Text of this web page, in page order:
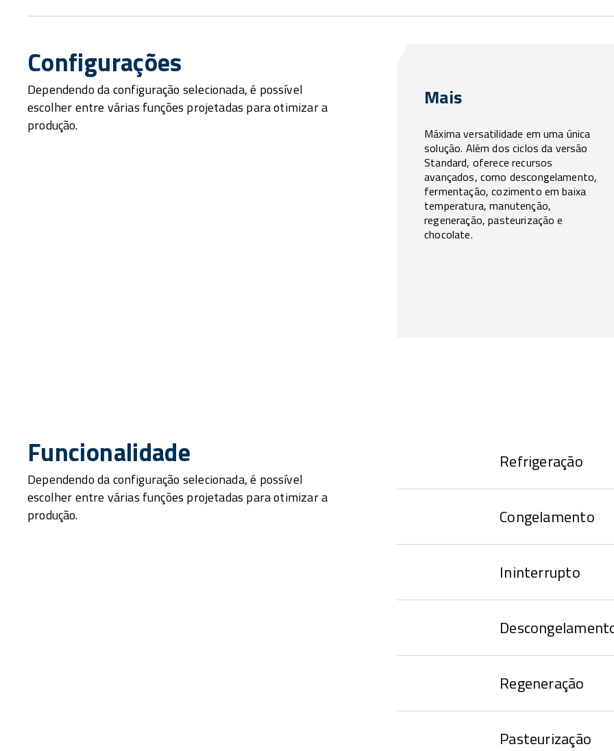
Configurações
Dependendo da configuração selecionada, é possível
escolher entre várias funções projetadas para otimizar a
produção.
Mais
Máxima versatilidade em uma única
solução. Além dos ciclos da versão
Standard, oferece recursos
avançados, como descongelamento,
fermentação, cozimento em baixa
temperatura, manutenção,
regeneração, pasteurização e
chocolate.
Funcionalidade
Dependendo da configuração selecionada, é possível
escolher entre várias funções projetadas para otimizar a
produção.
Refrigeração
Congelamento
Ininterrupto
Regeneração
Pasteurização